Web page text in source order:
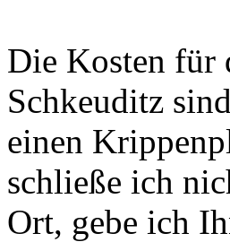
Die Kosten für
Schkeuditz
einen
schließe ich
Ort, gebe ich